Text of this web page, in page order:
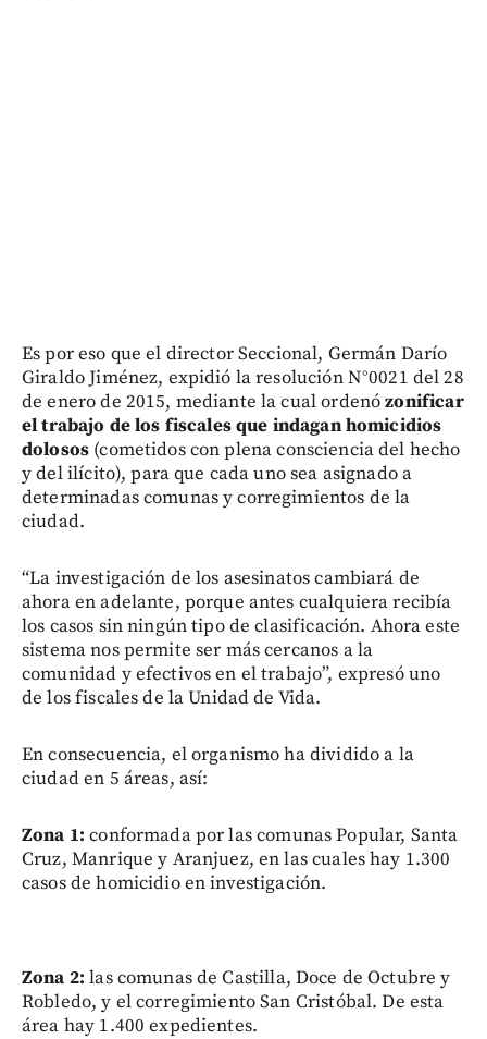
Es por eso que el director Seccional, Germán Darío
Giraldo Jiménez, expidió la resolución N°0021 del 28
de enero de 2015, mediante la cual ordenózonificar
el trabajo de los fiscales que indagan homicidios
dolosos (cometidos con plena consciencia del hecho
y del ilícito), para que cada uno sea asignado a
determinadas comunas y corregimientos de la
ciudad.
“La investigación de los asesinatos cambiará de
ahora en adelante, porque antes cualquiera recibía
los casos sin ningún tipo de clasificación. Ahora este
sistema nos permite ser más cercanos a la
comunidad y efectivos en el trabajo”, expresó uno
de los fiscales de la Unidad de Vida.
En consecuencia, el organismo ha dividido a la
ciudad en 5 áreas, así:
Zona 1: conformada por las comunas Popular, Santa
Cruz, Manrique y Aranjuez, en las cuales hay 1.300
casos de homicidio en investigación.
Zona 2: las comunas de Castilla, Doce de Octubre y
Robledo, y el corregimiento San Cristóbal. De esta
área hay 1.400 expedientes.